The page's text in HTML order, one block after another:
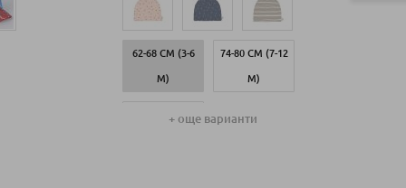
62-68 СМ (3-6
М)
74-80 СМ (7-12
М)
50-56 СМ (0-2+ още варианти